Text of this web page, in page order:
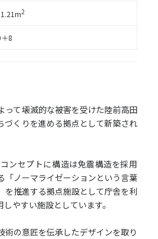
2
8
って壊滅的な被害を受けた陸前高田
づくりを進める拠点として新築され
ンセプトに構造は免震構造を採用
「ノーマライゼーションという言葉
を推進する拠点施設として庁舎を利
やすい施設としています。
術の意匠を伝承したデザインを取り